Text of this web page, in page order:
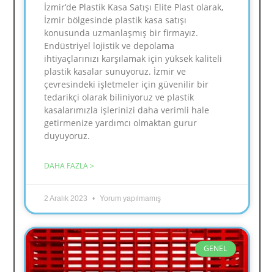
İzmir’de Plastik Kasa Satışı Elite Plast olarak,
İzmir bölgesinde plastik kasa satışı
konusunda uzmanlaşmış bir firmayız.
Endüstriyel lojistik ve depolama
ihtiyaçlarınızı karşılamak için yüksek kaliteli
plastik kasalar sunuyoruz. İzmir ve
çevresindeki işletmeler için güvenilir bir
tedarikçi olarak biliniyoruz ve plastik
kasalarımızla işlerinizi daha verimli hale
getirmenize yardımcı olmaktan gurur
duyuyoruz.
DAHA FAZLA >
2 Aralık 2023 Yorum yapılmamış
GENEL